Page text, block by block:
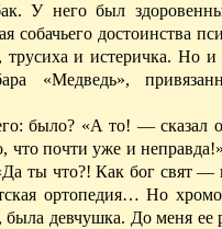
У него был
собачьего достоинства
трусиха и истеричка. Но
«Медведь»,
было? «А то! — сказал
что почти уже и
ты что?! Как бог свят
ортопедия… Но
была девчушка. До меня ее